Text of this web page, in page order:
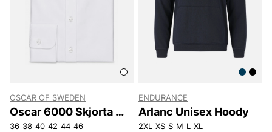
OSCAR OF SWEDEN
Oscar 6000 Skjorta W
Reg
36 38 40 42 44 46
ENDURANCE
Arlanc Unisex Hoody
2XL XS S M L XL